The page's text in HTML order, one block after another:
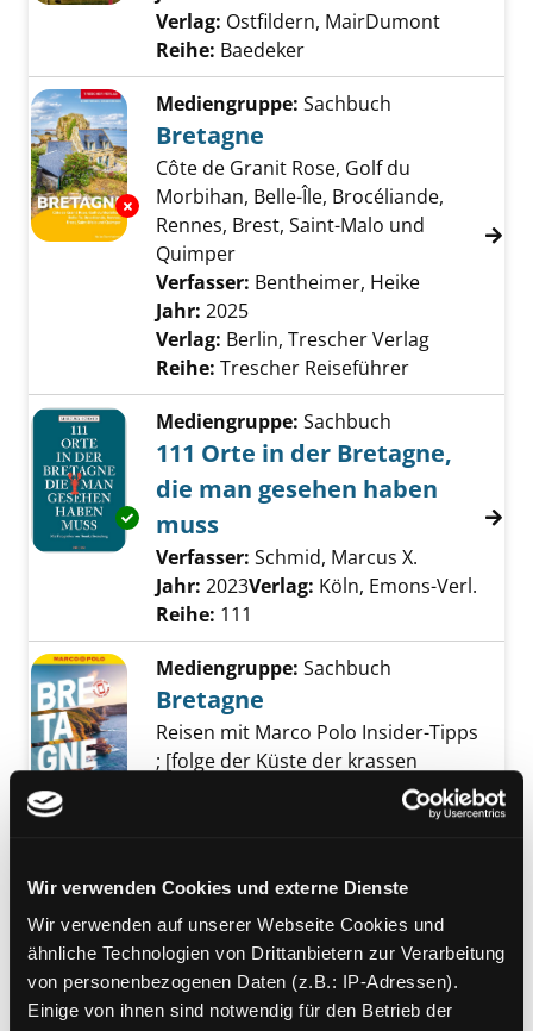
Wir verwenden Cookies und externe Dienste
Wir verwenden auf unserer Webseite Cookies und
ähnliche Technologien von Drittanbietern zur Verarbeitung
von personenbezogenen Daten (z.B.: IP-Adressen).
Einige von ihnen sind notwendig für den Betrieb der
Verlag: Ostfildern, MairDumont
Reihe: Baedeker
Exemplar-Details von Bretagne anzeigen
Mediengruppe: Sachbuch
Bretagne
Côte de Granit Rose, Golf du
Morbihan, Belle-Île, Brocéliande,
Rennes, Brest, Saint-Malo und
Quimper
Verfasser: Bentheimer, Heike
Jahr: 2025
Verlag: Berlin, Trescher Verlag
Reihe: Trescher Reiseführer
Exemplar-Details von 111 Orte in der
Mediengruppe: Sachbuch
111 Orte in der Bretagne,
die man gesehen haben
muss
Verfasser: Schmid, Marcus X.
Jahr: 2023Verlag: Köln, Emons-Verl.
Reihe: 111
Exemplar-Details von Bretagne anzeigen
Mediengruppe: Sachbuch
Bretagne
Reisen mit Marco Polo Insider-Tipps
; [folge der Küste der krassen
Kontraste ; warum Leuchttürme
hier "Hölle" heißen ; wo du die
Suche nach diesem Verfasser
Jahr: 2023
Reihe:Marco Polo
Mediengruppe:Sachbuch
Bretagne